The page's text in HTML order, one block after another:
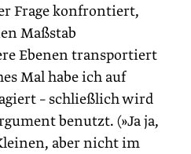
Frage konfrontiert,
Maßstab
Ebenen transportiert
Mal habe ich auf
– schließlich wird
benutzt. (»Ja ja,
aber nicht im